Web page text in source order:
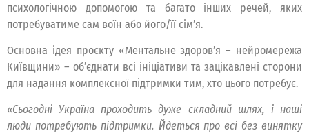
психологічною допомогою та багато інших речей, яких
потребуватиме сам воїн або його/її сім’я.
Основна ідея проєкту «Ментальне здоров’я – нейромережа
Київщини» – об’єднати всі ініціативи та зацікавлені сторони
для надання комплексної підтримки тим, хто цього потребує.
«Сьогодні Україна проходить дуже складний шлях, і наші
люди потребують підтримки. Йдеться про всі без винятку